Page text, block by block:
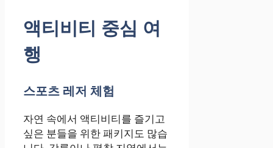
액티비티 중심 여
행
스포츠 레저 체험
자연 속에서 액티비티를 즐기고
싶은 분들을 위한 패키지도 많습